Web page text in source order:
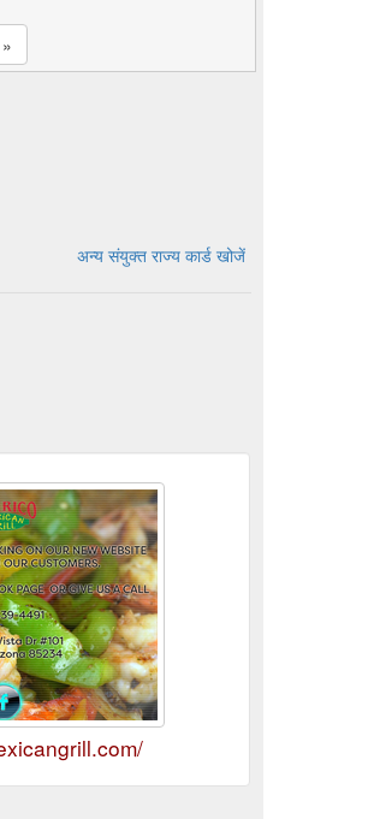
अन्य संयुक्त राज्य कार्ड खोजें